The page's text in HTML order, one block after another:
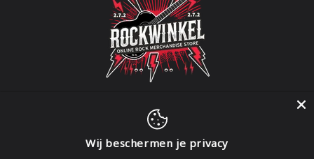
FacebookInstagram
Wij beschermen je privacy